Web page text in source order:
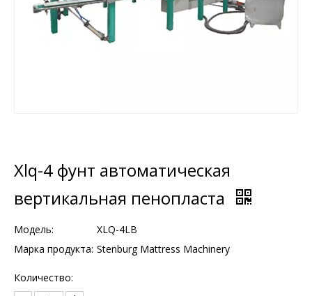
Xlq-4 фунт автоматическая
вертикальная пенопласта
Модель:
XLQ-4LB
Марка продукта: Stenburg Mattress Machinery
Количество: